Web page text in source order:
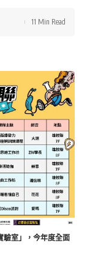
11 Min Read
驗室」，今年度全面